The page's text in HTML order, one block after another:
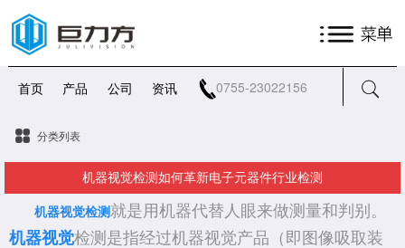
首页 产品 公司 资讯 0755-23022156
分类列表
机器视觉检测如何革新电子元器件行业检测
机器视觉检测就是用机器代替人眼来做测量和判别。
机器视觉检测是指经过机器视觉产品（即图像吸取装